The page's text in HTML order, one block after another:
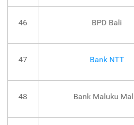
46 BPD Bali
47 Bank NTT
48 Bank Maluku